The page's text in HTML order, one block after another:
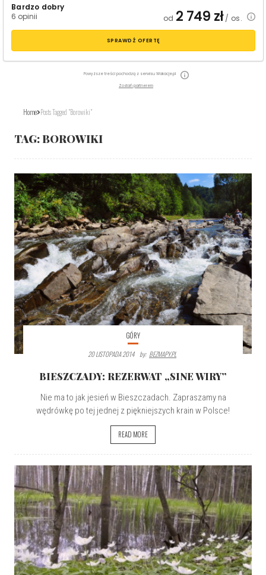
Bardzo dobry
6 opinii
od 2 749 zł/ os.
SPRAWDŹ OFERTĘ
Powyższe treści pochodzą z serwisu Wakacje.pl
Zostań partnerem
Home Posts Tagged "borowiki"
TAG: BOROWIKI
GÓRY
20 LISTOPADA 2014
By: BEZMAPY.PL
BIESZCZADY: REZERWAT „SINE WIRY”
Nie ma to jak jesień w Bieszczadach. Zapraszamy na
wędrówkę po tej jednej z piękniejszych krain w Polsce!
READ MORE